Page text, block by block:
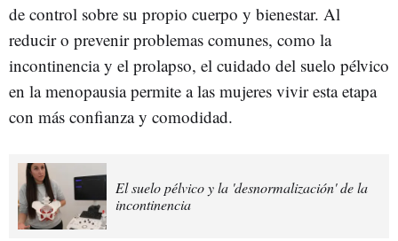
de control sobre su propio cuerpo y bienestar. Al
reducir o prevenir problemas comunes, como la
incontinencia y el prolapso, el cuidado del suelo pélvico
en la menopausia permite a las mujeres vivir esta etapa
con más confianza y comodidad.
El suelo pélvico y la 'desnormalización' de la
incontinencia